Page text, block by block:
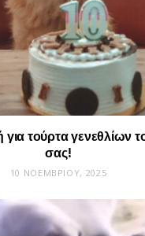
για τούρτα γενεθλίων
σας!
10 ΝΟΕΜΒΡΊΟΥ, 2025